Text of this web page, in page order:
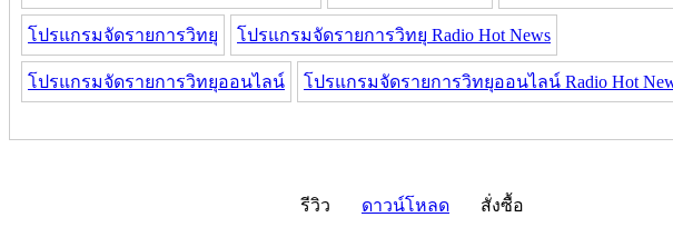
โปรแกรมจัดรายการวิทยุ โปรแกรมจัดรายการวิทยุ Radio Hot News
โปรแกรมจัดรายการวิทยุออนไลน์ โปรแกรมจัดรายการวิทยุออนไลน์ Radio Hot
รีวิว ดาวน์โหลด สั่งซื้อ